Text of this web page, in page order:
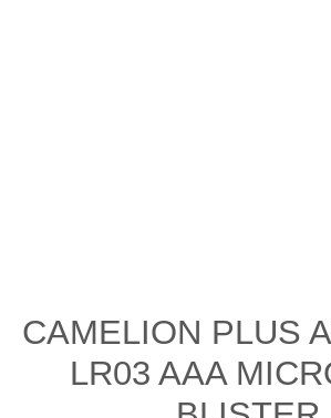
CAMELION PLUS
LR03 AAA